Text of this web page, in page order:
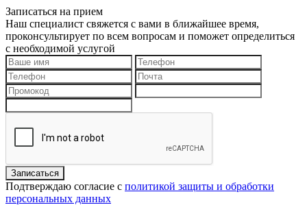
Записаться на прием
Наш специалист свяжется с вами в ближайшее время,
проконсультирует по всем вопросам и поможет определиться
с необходимой услугой
Подтверждаю согласие с политикой защиты и обработки
персональных данных